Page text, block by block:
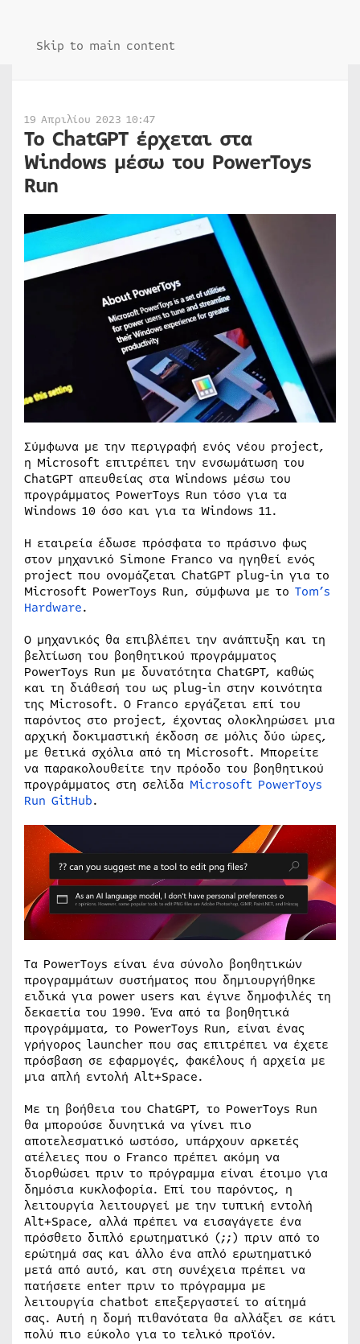
Skip to main content
19 Απριλίου 2023 10:47
Το ChatGPT έρχεται στα
Windows μέσω του PowerToys
Run
Σύμφωνα με την περιγραφή ενός νέου project,
η Microsoft επιτρέπει την ενσωμάτωση του
ChatGPT απευθείας στα Windows μέσω του
προγράμματος PowerToys Run τόσο για τα
Windows 10 όσο και για τα Windows 11.
Η εταιρεία έδωσε πρόσφατα το πράσινο φως
στον μηχανικό Simone Franco να ηγηθεί ενός
project που ονομάζεται ChatGPT plug-in για το
Microsoft PowerToys Run, σύμφωνα με το Tom’s
Hardware.
Ο μηχανικός θα επιβλέπει την ανάπτυξη και τη
βελτίωση του βοηθητικού προγράμματος
PowerToys Run με δυνατότητα ChatGPT, καθώς
και τη διάθεσή του ως plug-in στην κοινότητα
της Microsoft. Ο Franco εργάζεται επί του
παρόντος στο project, έχοντας ολοκληρώσει μια
αρχική δοκιμαστική έκδοση σε μόλις δύο ώρες,
με θετικά σχόλια από τη Microsoft. Μπορείτε
να παρακολουθείτε την πρόοδο του βοηθητικού
προγράμματος στη σελίδα Microsoft PowerToys
Run GitHub.
Τα PowerToys είναι ένα σύνολο βοηθητικών
προγραμμάτων συστήματος που δημιουργήθηκε
ειδικά για power users και έγινε δημοφιλές τη
δεκαετία του 1990. Ένα από τα βοηθητικά
προγράμματα, το PowerToys Run, είναι ένας
γρήγορος launcher που σας επιτρέπει να έχετε
πρόσβαση σε εφαρμογές, φακέλους ή αρχεία με
μια απλή εντολή Alt+Space.
Με τη βοήθεια του ChatGPT, το PowerToys Run
θα μπορούσε δυνητικά να γίνει πιο
αποτελεσματικό ωστόσο, υπάρχουν αρκετές
ατέλειες που ο Franco πρέπει ακόμη να
διορθώσει πριν το πρόγραμμα είναι έτοιμο για
δημόσια κυκλοφορία. Επί του παρόντος, η
λειτουργία λειτουργεί με την τυπική εντολή
Alt+Space, αλλά πρέπει να εισαγάγετε ένα
πρόσθετο διπλό ερωτηματικό (;;) πριν από το
ερώτημά σας και άλλο ένα απλό ερωτηματικό
μετά από αυτό, και στη συνέχεια πρέπει να
πατήσετε enter πριν το πρόγραμμα με
λειτουργία chatbot επεξεργαστεί το αίτημά
σας. Αυτή η δομή πιθανότατα θα αλλάξει σε κάτι
πολύ πιο εύκολο για το τελικό προϊόν.